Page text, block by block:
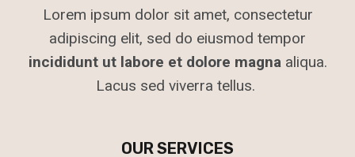
Lorem ipsum dolor sit amet, consectetur
adipiscing elit, sed do eiusmod tempor
incididunt ut labore et dolore magnaaliqua.
Lacus sed viverra tellus.
OUR SERVICES